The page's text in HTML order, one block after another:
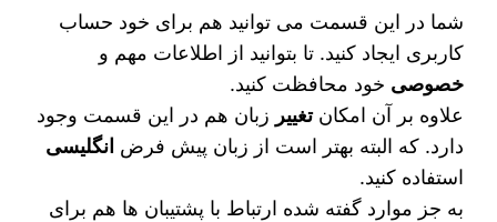
شما در این قسمت می‌ توانید هم برای خود حساب
کاربری ایجاد کنید. تا بتوانید از اطلاعات مهم و
خصوصی خود محافظت کنید.
علاوه بر آن امکانتغییر زبان هم در این قسمت وجود
دارد. که البته بهتر است از زبان پیش فرض انگلیسی
استفاده کنید.
به جز موارد گفته شده ارتباط با پشتیبان‌ ها هم برای